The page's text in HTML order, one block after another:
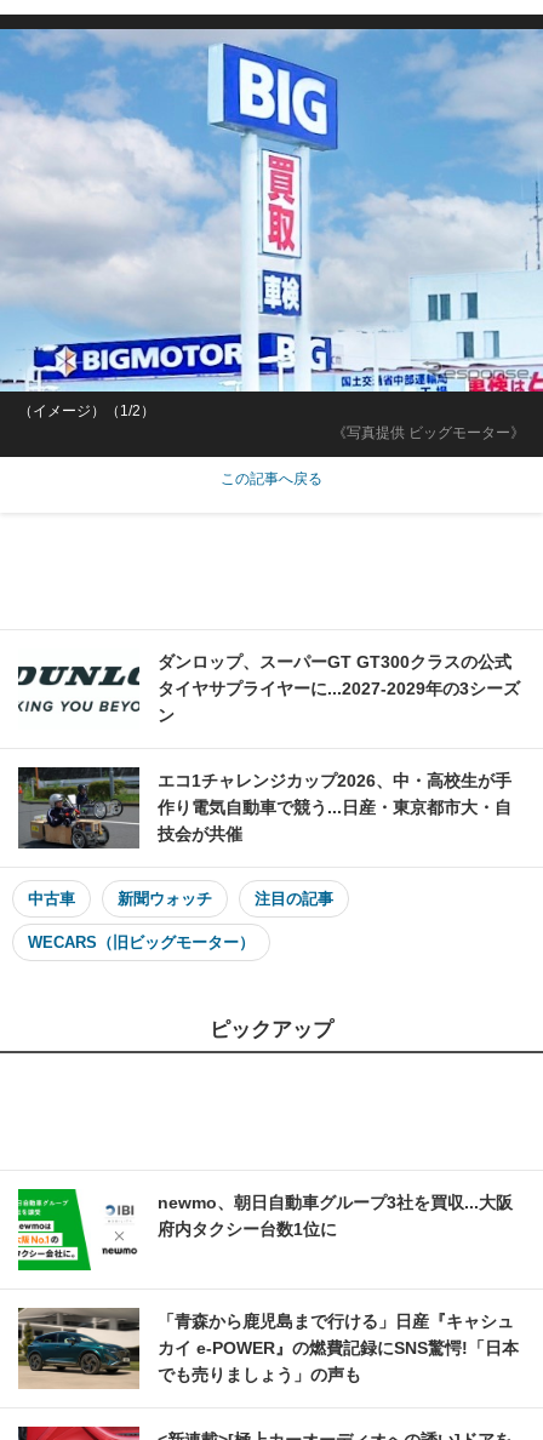
《写真提供 ビッグモーター》
（イメージ）（1/2）
この記事へ戻る
ダンロップ、スーパーGT GT300クラスの公式
タイヤサプライヤーに...2027‐2029年の3シーズ
ン
エコ1チャレンジカップ2026、中・高校生が手
作り電気自動車で競う...日産・東京都市大・自
技会が共催
中古車 新聞ウォッチ 注目の記事
WECARS（旧ビッグモーター）
ピックアップ
newmo、朝日自動車グループ3社を買収...大阪
府内タクシー台数1位に
「青森から鹿児島まで行ける」日産『キャシュ
カイ e-POWER』の燃費記録にSNS驚愕!「日本
でも売りましょう」の声も